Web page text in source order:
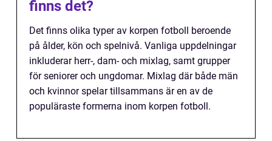
finns det?
Det finns olika typer av korpen fotboll beroende
på ålder, kön och spelnivå. Vanliga uppdelningar
inkluderar herr-, dam- och mixlag, samt grupper
för seniorer och ungdomar. Mixlag där både män
och kvinnor spelar tillsammans är en av de
populäraste formerna inom korpen fotboll.